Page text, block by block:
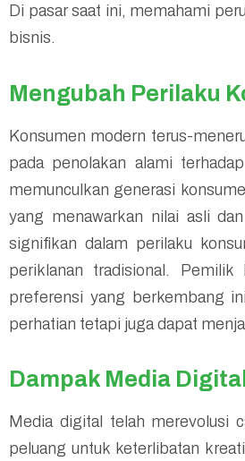
Di pasar saat ini, memahami
bisnis.
Mengubah Perilaku
Konsumen modern terus-
pada penolakan alami
memunculkan generasi
yang menawarkan nilai asli
signifikan dalam perilaku
periklanan tradisional.
preferensi yang berkembang
perhatian tetapi juga dapat
Dampak Media Digital
Media digital telah merevolusi
peluang untuk keterlibatan